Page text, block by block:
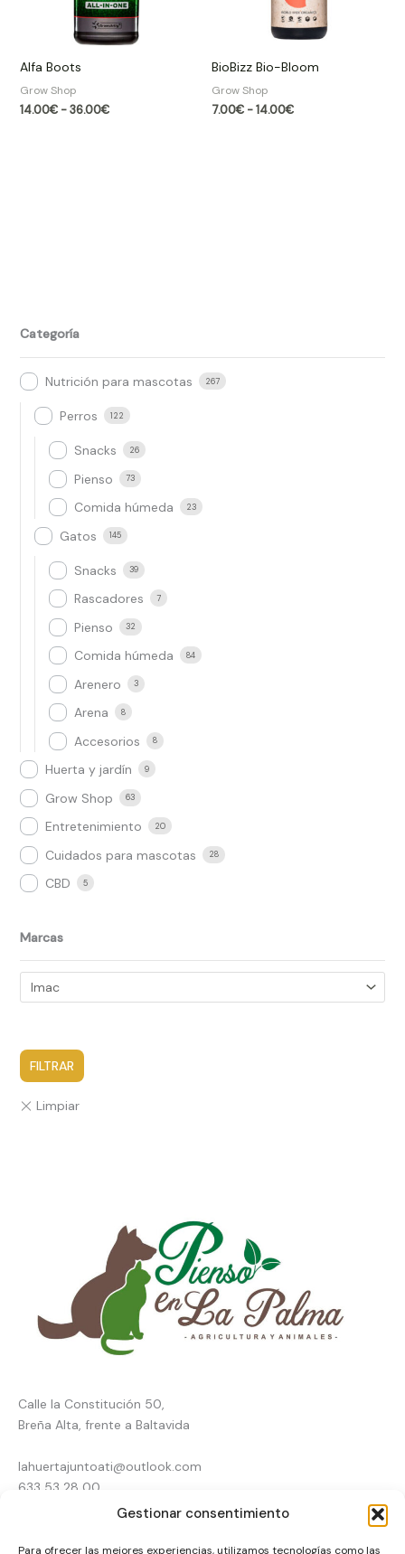
Gestionar consentimiento
Para ofrecer las mejores experiencias, utilizamos tecnologías como las
Alfa Boots
Grow Shop​
14.00€ - 36.00€
BioBizz Bio-Bloom
Grow Shop​
7.00€ -14.00€
Categoría
Nutrición para mascotas 267
Perros 122
Snacks 26
Pienso 73
Comida húmeda 23
Gatos 145
Snacks 39
Rascadores 7
Pienso 32
Comida húmeda 84
Arenero 3
Arena 8
Accesorios 8
Huerta y jardín 9
Grow Shop​ 63
Entretenimiento 20
Cuidados para mascotas 28
CBD 5
Marcas
FILTRAR
Calle la Constitución 50,
Breña Alta, frente a Baltavida
lahuertajuntoati@outlook.com
633 53 28 00